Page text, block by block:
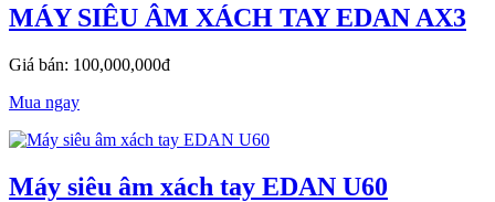
MÁY SIÊU ÂM XÁCH TAY EDAN AX3
Giá bán: 100,000,000đ
Mua ngay
Máy siêu âm xách tay EDAN U60